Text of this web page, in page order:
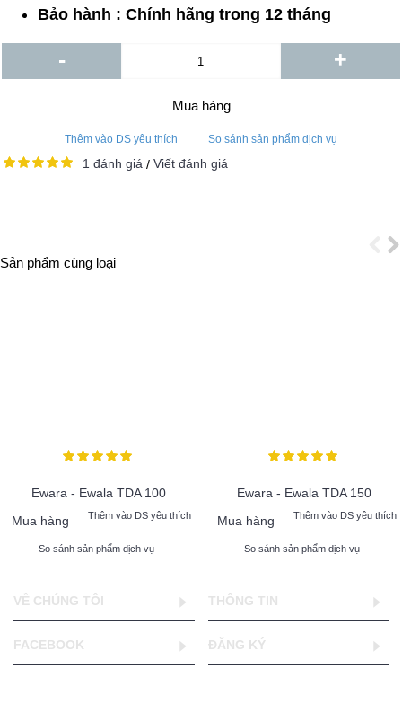
Bảo hành : Chính hãng trong 12 tháng
- +
Mua hàng
Thêm vào DS yêu thích So sánh sản phẩm dịch vụ
1 đánh giá / Viết đánh giá
Sản phẩm cùng loại
Ewara - Ewala TDA 100
Mua hàng
Thêm vào DS yêu thích
So sánh sản phẩm dịch vụ
Ewara - Ewala TDA 150
Mua hàng
Thêm vào DS yêu thích
So sánh sản phẩm dịch vụ
VỀ CHÚNG TÔI THÔNG TIN
FACEBOOK ĐĂNG KÝ